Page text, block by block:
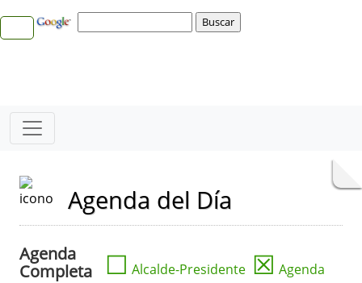
Agenda del Día
Agenda
Completa
☐ Alcalde-Presidente ☒ Agenda